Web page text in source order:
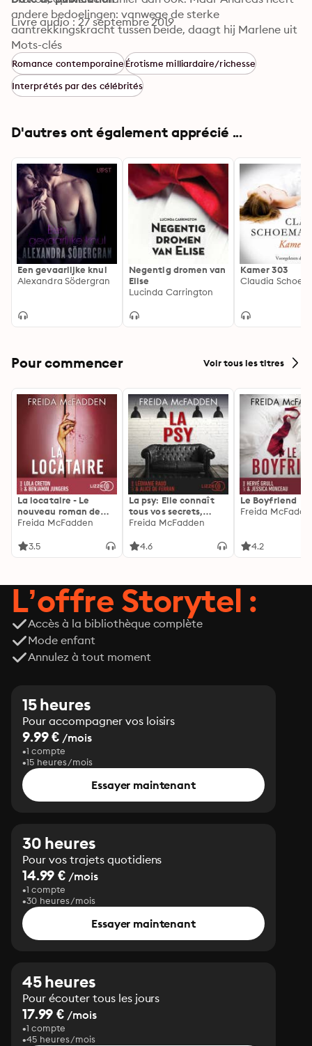
andere bedoelingen: vanwege de sterke
aantrekkingskracht tussen beide, daagt hij Marlene uit
voor een tijdelijke relatie. Marlene zegt ja en ontdekt
een wereld vol passie...
Livre audio : 27 septembre 2019
Mots-clés
Romance contemporaineÉrotisme milliardaire/richesse
Interprétés par des célébrités
D'autres ont également apprécié ...
Een gevaarlijke knul
Alexandra Södergran
Negentig dromen van
Elise
Lucinda Carrington
Kamer 303
Claudia
Pour commencer Voir tous les titres
La locataire - Le
nouveau roman de
l'autrice de La femme
Freida McFadden
3.5
La psy: Elle connaît
tous vos secrets,
découvrez les siens ...
Freida McFadden
4.6
Le Boyfriend
Freida
4.2
L’offre Storytel :
Accès à la bibliothèque complète
Mode enfant
Annulez à tout moment
15 heures
Pour accompagner vos loisirs
9.99 € /mois
1 compte
15 heures/mois
Essayer maintenant
30 heures
Pour vos trajets quotidiens
14.99 € /mois
1 compte
30 heures/mois
Essayer maintenant
45 heures
Pour écouter tous les jours
17.99 € /mois
1 compte
45 heures/mois